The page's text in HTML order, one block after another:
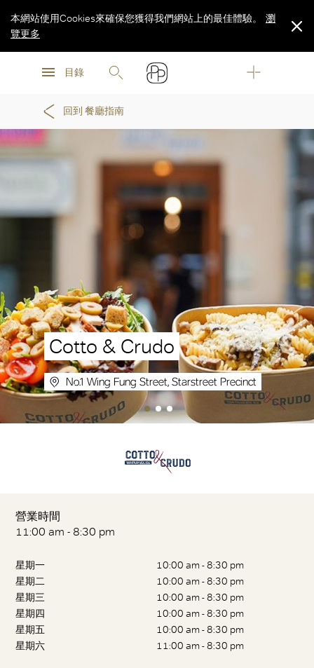
瀏
目錄
本網站使用Cookies來確保您獲得我們網站上的最佳體驗。
瀏
覽更多
回到 餐廳指南
Cotto & Crudo
No.1 Wing Fung Street, Starstreet Precinct
營業時間
11:00 am - 8:30 pm
星期一
10:00 am - 8:30 pm
星期二
10:00 am - 8:30 pm
星期三
10:00 am - 8:30 pm
星期四
10:00 am - 8:30 pm
星期五
10:00 am - 8:30 pm
星期六
11:00 am - 8:30 pm